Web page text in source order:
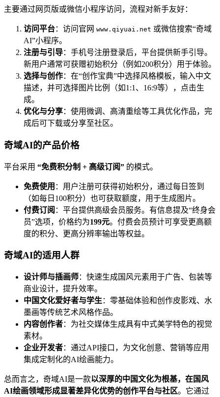
主要通过网页版或微信小程序访问，流程对新手友好：
访问平台：访问官网 www.qiyuai.net 或微信搜索“奇域
AI”小程序。
注册与引导：手机号注册登录后，平台提供新手引导。
新用户通常可获赠初始积分（例如200积分）用于体验。
选择与创作：在“创作宝典”中选择风格模板，输入中文
描述，并可选择图片比例（如1:1、16:9等），点击生
成。
优化与分享：使用微调、高清重绘等工具优化作品，完
成后可下载或分享至社区。
奇域AI的产品价格
平台采用 “免费积分制 + 高级订阅” 的模式。
免费使用 ：用户注册可获得初始积分，通过每日签到
（如每日100积分）也可获取额度，用于生成图片。
付费订阅 ：平台提供高级会员服务。有信息提及“终身会
员”选项，价格约为199元。付费会员预计可享受更高额
度的积分、更高分辨率输出等权益。
奇域AI的适用人群
设计师与插画师：快速生成国风元素用于广告、包装等
商业设计，提升效率。
中国文化爱好者与学生 ：零基础体验和创作皮影戏、水
墨画等传统艺术风格作品。
内容创作者：为社交媒体生成具有中式美学特色的视觉
素材。
企业开发者：通过API接口，为文化创意、营销等应用
集成定制化的AI绘画能力。
总而言之，奇域AI是一款以深厚的中国文化为根基，在国风
AI绘画领域形成显著差异化优势的创作平台与社区。它通过